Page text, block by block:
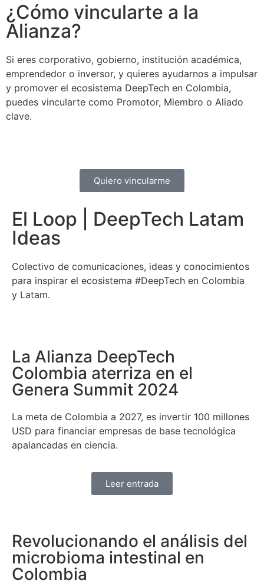
¿Cómo vincularte a la
Alianza?
Si eres corporativo, gobierno, institución académica,
emprendedor o inversor, y quieres ayudarnos a impulsar
y promover el ecosistema DeepTech en Colombia,
puedes vincularte como Promotor, Miembro o Aliado
clave.
Quiero vincularme
El Loop | DeepTech Latam
Ideas
Colectivo de comunicaciones, ideas y conocimientos
para inspirar el ecosistema #DeepTech en Colombia
y Latam.
La Alianza DeepTech
Colombia aterriza en el
Genera Summit 2024
La meta de Colombia a 2027, es invertir 100 millones
USD para financiar empresas de base tecnológica
apalancadas en ciencia.
Leer entrada
Revolucionando el análisis del
microbioma intestinal en
Colombia